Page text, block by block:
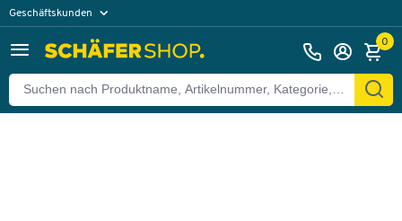
Geschäftskunden
0
Zurück